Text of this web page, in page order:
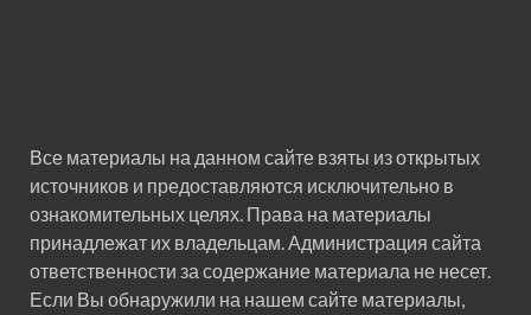
Все материалы на данном сайте взяты из открытых
источников и предоставляются исключительно в
ознакомительных целях. Права на материалы
принадлежат их владельцам. Администрация сайта
ответственности за содержание материала не несет.
Если Вы обнаружили на нашем сайте материалы,